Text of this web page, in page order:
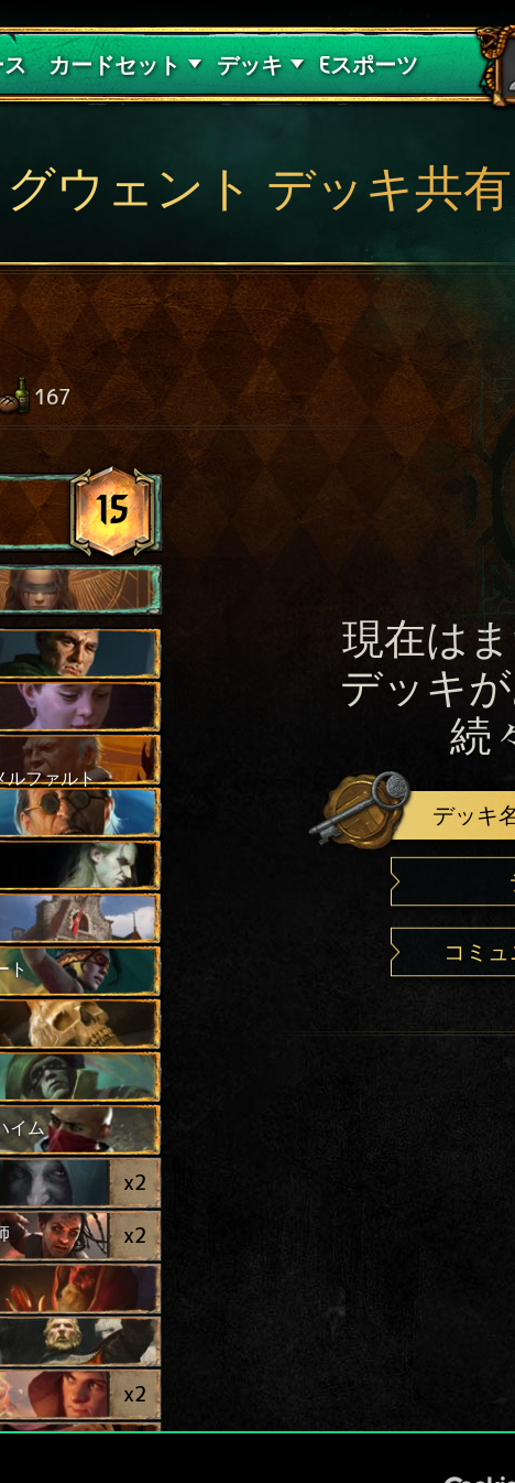
ス カードセット
紅き血の呪縛
デッキ
デッキガイド
Eスポーツ
グウェント デッキ共有
167
15
ルファルト
ト
イム
x2
x2
x2
現在は
デッキ
続
デッキ
コミ